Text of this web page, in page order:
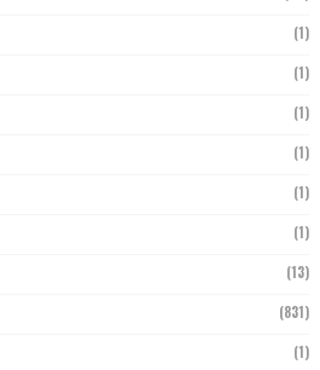
(1)
(1)
(1)
(1)
(1)
(1)
(13)
(831)
(1)